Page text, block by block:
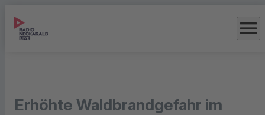
menu
Erhöhte Waldbrandgefahr im